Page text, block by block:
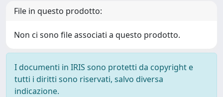
File in questo prodotto:
Non ci sono file associati a questo prodotto.
I documenti in IRIS sono protetti da copyright e
tutti i diritti sono riservati, salvo diversa
indicazione.